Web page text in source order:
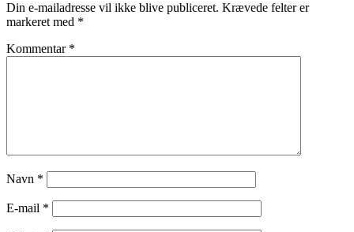
Din e-mailadresse vil ikke blive publiceret. Krævede felter er
markeret med *
Kommentar *
Navn *
E-mail *